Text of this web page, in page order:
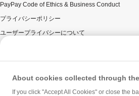
PayPay Code of Ethics & Business Conduct
プライバシーポリシー
ユーザープライバシーについて
ウェブサイト利用規約
反社会的勢力に対する方針
勧誘方針
About cookies collected through
If you click "Accept All Cookies" or close the